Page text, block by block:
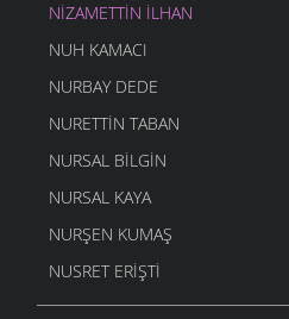
NIZAMETTIN İLHAN
NUH KAMACI
NURBAY DEDE
NURETTIN TABAN
NURSAL BILGIN
NURSAL KAYA
NURŞEN KUMAŞ
NUSRET ERIŞTI